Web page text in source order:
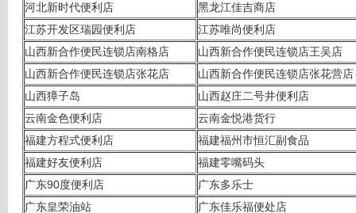
河北新时代便利店
黑龙江佳吉商店
江苏开发区瑞园便利店
江苏唯尚便利店
山西新合作便民连锁店南格店
山西新合作便民连锁店王吴店
山西新合作便民连锁店张花店
山西新合作便民连锁店张花营店
山西獐子岛
山西赵庄二号井便利店
云南金色便利店
云南金悦港货行
福建方程式便利店
福建福州市恒汇副食品
福建好友便利店
福建零嘴码头
广东90度便利店
广东多乐士
广东皇荣油站
广东佳乐福便处店